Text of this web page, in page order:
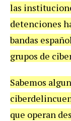
las
detenciones
bandas
grupos de
Sabemos
que operan